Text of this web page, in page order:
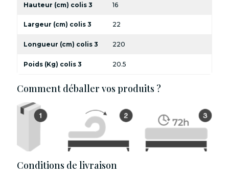
Hauteur (cm) colis 3 16
Largeur (cm) colis 3 22
Longueur (cm) colis 3 220
Poids (Kg) colis 3 20.5
Comment déballer vos produits ?
Conditions de livraison